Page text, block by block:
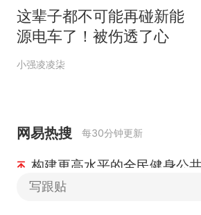
这辈子都不可能再碰新能
源电车了！被伤透了心
小强凌凌柒
网易热搜 每30分钟更新
构建更高水平的全民健身公
写跟贴